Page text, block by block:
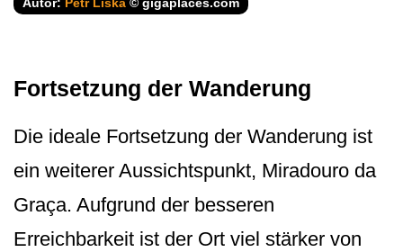
Fortsetzung der Wanderung
Die ideale Fortsetzung der Wanderung ist
ein weiterer Aussichtspunkt, Miradouro da
Graça. Aufgrund der besseren
Erreichbarkeit ist der Ort viel stärker von